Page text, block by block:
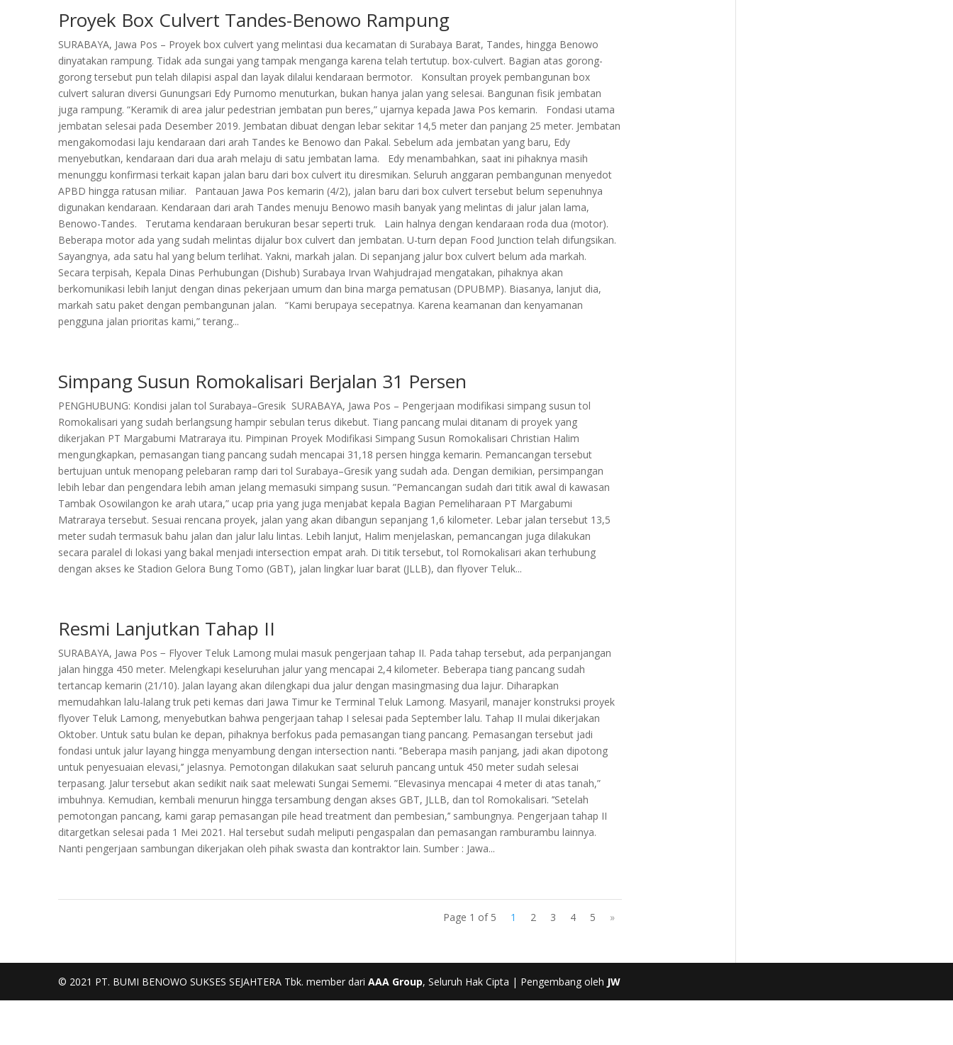
Proyek Box Culvert Tandes-Benowo Rampung
SURABAYA, Jawa Pos – Proyek box culvert yang melintasi dua kecamatan di Surabaya Barat, Tandes, hingga Benowo
dinyatakan rampung. Tidak ada sungai yang tampak menganga karena telah tertutup. box-culvert. Bagian atas gorong-
gorong tersebut pun telah dilapisi aspal dan layak dilalui kendaraan bermotor. Konsultan proyek pembangunan box
culvert saluran diversi Gunungsari Edy Purnomo menuturkan, bukan hanya jalan yang selesai. Bangunan fisik jembatan
juga rampung. “Keramik di area jalur pedestrian jembatan pun beres,” ujarnya kepada Jawa Pos kemarin. Fondasi utama
jembatan selesai pada Desember 2019. Jembatan dibuat dengan lebar sekitar 14,5 meter dan panjang 25 meter. Jembatan
mengakomodasi laju kendaraan dari arah Tandes ke Benowo dan Pakal. Sebelum ada jembatan yang baru, Edy
menyebutkan, kendaraan dari dua arah melaju di satu jembatan lama. Edy menambahkan, saat ini pihaknya masih
menunggu konfirmasi terkait kapan jalan baru dari box culvert itu diresmikan. Seluruh anggaran pembangunan menyedot
APBD hingga ratusan miliar. Pantauan Jawa Pos kemarin (4/2), jalan baru dari box culvert tersebut belum sepenuhnya
digunakan kendaraan. Kendaraan dari arah Tandes menuju Benowo masih banyak yang melintas di jalur jalan lama,
Benowo-Tandes. Terutama kendaraan berukuran besar seperti truk. Lain halnya dengan kendaraan roda dua (motor).
Beberapa motor ada yang sudah melintas dijalur box culvert dan jembatan. U-turn depan Food Junction telah difungsikan.
Sayangnya, ada satu hal yang belum terlihat. Yakni, markah jalan. Di sepanjang jalur box culvert belum ada markah.
Secara terpisah, Kepala Dinas Perhubungan (Dishub) Surabaya Irvan Wahjudrajad mengatakan, pihaknya akan
berkomunikasi lebih lanjut dengan dinas pekerjaan umum dan bina marga pematusan (DPUBMP). Biasanya, lanjut dia,
markah satu paket dengan pembangunan jalan. “Kami berupaya secepatnya. Karena keamanan dan kenyamanan
pengguna jalan prioritas kami,” terang...
Simpang Susun Romokalisari Berjalan 31 Persen
PENGHUBUNG: Kondisi jalan tol Surabaya–Gresik SURABAYA, Jawa Pos – Pengerjaan modifikasi simpang susun tol
Romokalisari yang sudah berlangsung hampir sebulan terus dikebut. Tiang pancang mulai ditanam di proyek yang
dikerjakan PT Margabumi Matraraya itu. Pimpinan Proyek Modifikasi Simpang Susun Romokalisari Christian Halim
mengungkapkan, pemasangan tiang pancang sudah mencapai 31,18 persen hingga kemarin. Pemancangan tersebut
bertujuan untuk menopang pelebaran ramp dari tol Surabaya–Gresik yang sudah ada. Dengan demikian, persimpangan
lebih lebar dan pengendara lebih aman jelang memasuki simpang susun. ”Pemancangan sudah dari titik awal di kawasan
Tambak Osowilangon ke arah utara,” ucap pria yang juga menjabat kepala Bagian Pemeliharaan PT Margabumi
Matraraya tersebut. Sesuai rencana proyek, jalan yang akan dibangun sepanjang 1,6 kilometer. Lebar jalan tersebut 13,5
meter sudah termasuk bahu jalan dan jalur lalu lintas. Lebih lanjut, Halim menjelaskan, pemancangan juga dilakukan
secara paralel di lokasi yang bakal menjadi intersection empat arah. Di titik tersebut, tol Romokalisari akan terhubung
dengan akses ke Stadion Gelora Bung Tomo (GBT), jalan lingkar luar barat (JLLB), dan flyover Teluk...
Resmi Lanjutkan Tahap II
SURABAYA, Jawa Pos − Flyover Teluk Lamong mulai masuk pengerjaan tahap II. Pada tahap tersebut, ada perpanjangan
jalan hingga 450 meter. Melengkapi keseluruhan jalur yang mencapai 2,4 kilometer. Beberapa tiang pancang sudah
tertancap kemarin (21/10). Jalan layang akan dilengkapi dua jalur dengan masingmasing dua lajur. Diharapkan
memudahkan lalu-lalang truk peti kemas dari Jawa Timur ke Terminal Teluk Lamong. Masyaril, manajer konstruksi proyek
flyover Teluk Lamong, menyebutkan bahwa pengerjaan tahap I selesai pada September lalu. Tahap II mulai dikerjakan
Oktober. Untuk satu bulan ke depan, pihaknya berfokus pada pemasangan tiang pancang. Pemasangan tersebut jadi
fondasi untuk jalur layang hingga menyambung dengan intersection nanti. ’’Beberapa masih panjang, jadi akan dipotong
untuk penyesuaian elevasi,’’ jelasnya. Pemotongan dilakukan saat seluruh pancang untuk 450 meter sudah selesai
terpasang. Jalur tersebut akan sedikit naik saat melewati Sungai Sememi. ”Elevasinya mencapai 4 meter di atas tanah,”
imbuhnya. Kemudian, kembali menurun hingga tersambung dengan akses GBT, JLLB, dan tol Romokalisari. ’’Setelah
pemotongan pancang, kami garap pemasangan pile head treatment dan pembesian,’’ sambungnya. Pengerjaan tahap II
ditargetkan selesai pada 1 Mei 2021. Hal tersebut sudah meliputi pengaspalan dan pemasangan ramburambu lainnya.
Nanti pengerjaan sambungan dikerjakan oleh pihak swasta dan kontraktor lain. Sumber : Jawa...
Page 1 of 5 1 2 3 4 5 »
© 2021 PT. BUMI BENOWO SUKSES SEJAHTERA Tbk. member dari AAA Group, Seluruh Hak Cipta | Pengembang oleh JW